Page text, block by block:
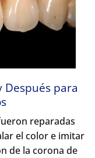
Después para
reparadas
el color e imitar
de la corona de